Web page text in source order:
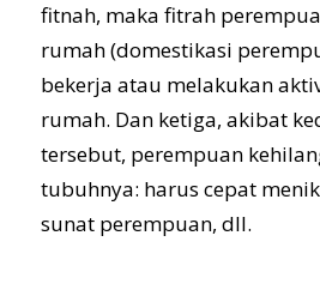
fitnah, maka fitrah
rumah (domestikasi
bekerja atau melakukan
rumah. Dan ketiga, akibat
tersebut, perempuan
tubuhnya: harus cepat
sunat perempuan, dll.